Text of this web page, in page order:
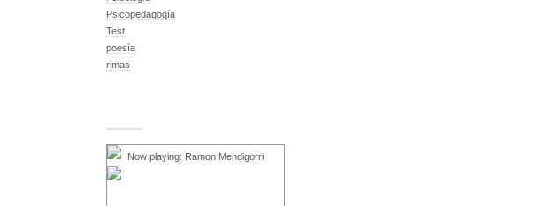
Psicopedagogía
Test
poesía
rimas
Now playing: Ramon Mendigorri